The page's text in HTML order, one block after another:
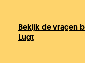
Bekijk de vragen
Lugt
Jullie